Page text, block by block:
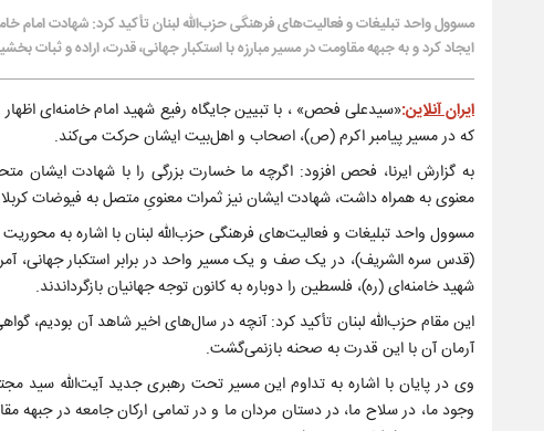
مسوول واحد تبلیغات و فعالیت‌های فرهنگی حزب‌الله لبنان تأکید کرد: شهادت
ایجاد کرد و به جبهه مقاومت در مسیر مبارزه با استکبار جهانی، قدرت، اراده و ثبات
ایران آنلاین:«سیدعلی فحص» ، با تبیین جایگاه رفیع شهید امام خامنه‌ای
که در مسیر پیامبر اکرم (ص)، اصحاب و اهل‌بیت ایشان حرکت می‌کند.
به گزارش ایرنا، فحص افزود: اگرچه ما خسارت بزرگی را با شهادت
معنوی به همراه داشت، شهادت ایشان نیز ثمرات معنویِ متصل به فیوضات کربلا
مسوول واحد تبلیغات و فعالیت‌های فرهنگی حزب‌الله لبنان با اشاره به
(قدس سره الشریف)، در یک صف و یک مسیر واحد در برابر استکبار جهانی،
شهید خامنه‌ای (ره)، فلسطین را دوباره به کانون توجه جهانیان بازگرداندند.
این مقام حزب‌الله لبنان تأکید کرد: آنچه در سال‌های اخیر شاهد آن بودیم،
آرمان آن با این قدرت به صحنه بازنمی‌گشت.
وی در پایان با اشاره به تداوم این مسیر تحت رهبری جدید آیت‌الله سید
وجود ما، در سلاح ما، در دستان مردان ما و در تمامی ارکان جامعه در جبهه